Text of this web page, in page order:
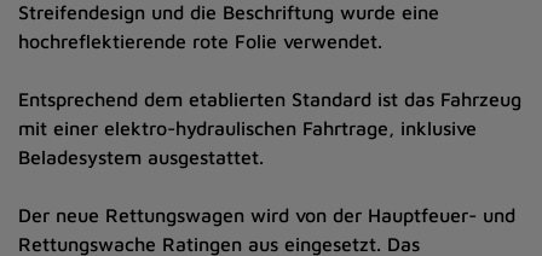
Streifendesign und die Beschriftung wurde eine
hochreflektierende rote Folie verwendet.
Entsprechend dem etablierten Standard ist das Fahrzeug
mit einer elektro-hydraulischen Fahrtrage, inklusive
Beladesystem ausgestattet.
Der neue Rettungswagen wird von der Hauptfeuer- und
Rettungswache Ratingen aus eingesetzt. Das